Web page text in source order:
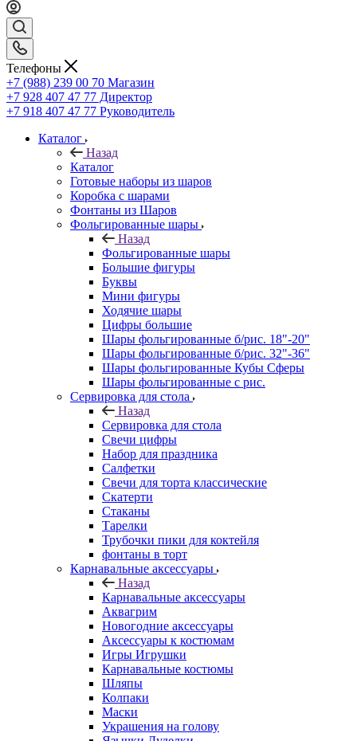
Телефоны
+7 (988) 239 00 70 Магазин
+7 928 407 47 77 Директор
+7 918 407 47 77 Руководитель
Каталог
Назад
Каталог
Готовые наборы из шаров
Коробка с шарами
Фонтаны из Шаров
Фольгированные шары
Назад
Фольгированные шары
Большие фигуры
Буквы
Мини фигуры
Ходячие шары
Цифры большие
Шары фольгированные б/рис. 18"-20"
Шары фольгированные б/рис. 32"-36"
Шары фольгированные Кубы Сферы
Шары фольгированные с рис.
Сервировка для стола
Назад
Сервировка для стола
Свечи цифры
Набор для праздника
Салфетки
Свечи для торта классические
Скатерти
Стаканы
Тарелки
Трубочки пики для коктейля
фонтаны в торт
Карнавальные аксессуары
Назад
Карнавальные аксессуары
Аквагрим
Новогодние аксессуары
Аксессуары к костюмам
Игры Игрушки
Карнавальные костюмы
Шляпы
Колпаки
Маски
Украшения на голову